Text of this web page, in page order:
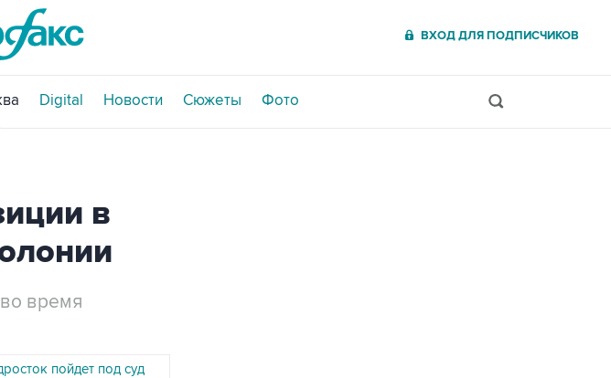
ВХОД ДЛЯ ПОДПИСЧИКОВ
Digital Новости Сюжеты Фото
в
время
пойдет под суд